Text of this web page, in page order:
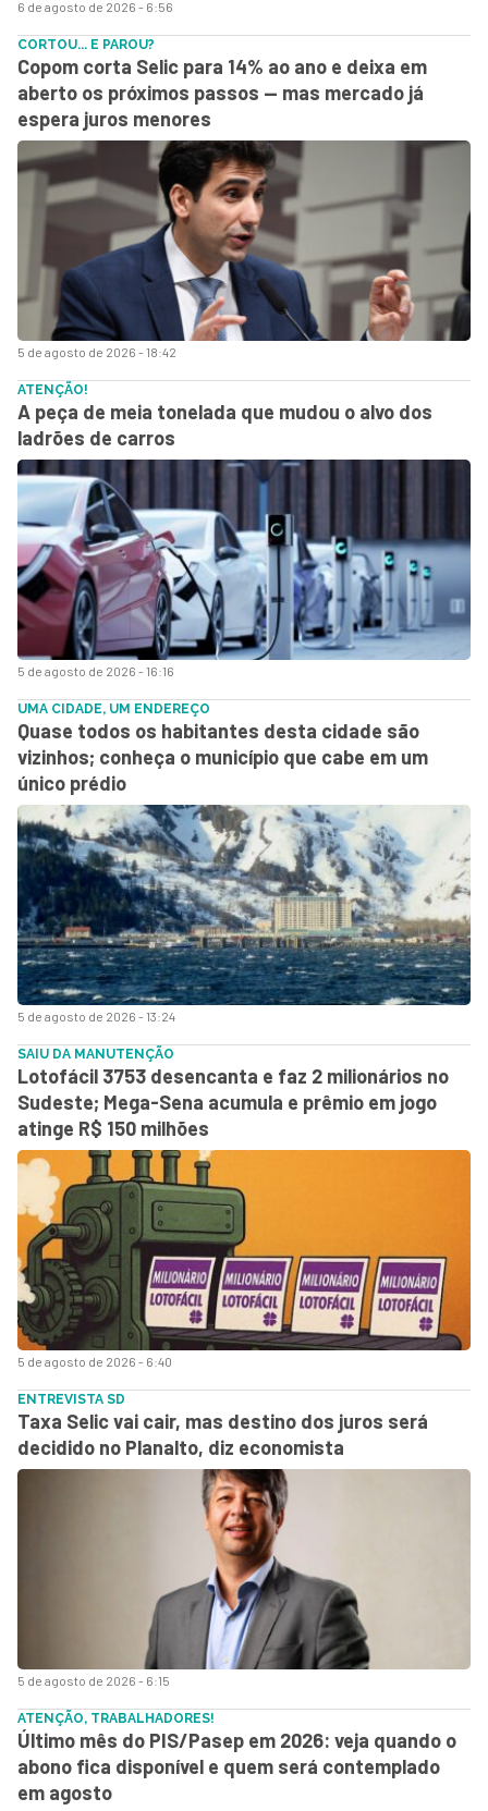
6 de agosto de 2026 - 6:56
5 de agosto de 2026 - 18:42
CORTOU... E PAROU?
Copom corta Selic para 14% ao ano e deixa em
aberto os próximos passos — mas mercado já
espera juros menores
5 de agosto de 2026 - 16:16
ATENÇÃO!
A peça de meia tonelada que mudou o alvo dos
ladrões de carros
5 de agosto de 2026 - 13:24
UMA CIDADE, UM ENDEREÇO
Quase todos os habitantes desta cidade são
vizinhos; conheça o município que cabe em um
único prédio
5 de agosto de 2026 - 6:40
SAIU DA MANUTENÇÃO
Lotofácil 3753 desencanta e faz 2 milionários no
Sudeste; Mega-Sena acumula e prêmio em jogo
atinge R$ 150 milhões
5 de agosto de 2026 - 6:15
ENTREVISTA SD
Taxa Selic vai cair, mas destino dos juros será
decidido no Planalto, diz economista
ATENÇÃO, TRABALHADORES!
Último mês do PIS/Pasep em 2026: veja quando o
abono fica disponível e quem será contemplado
em agosto